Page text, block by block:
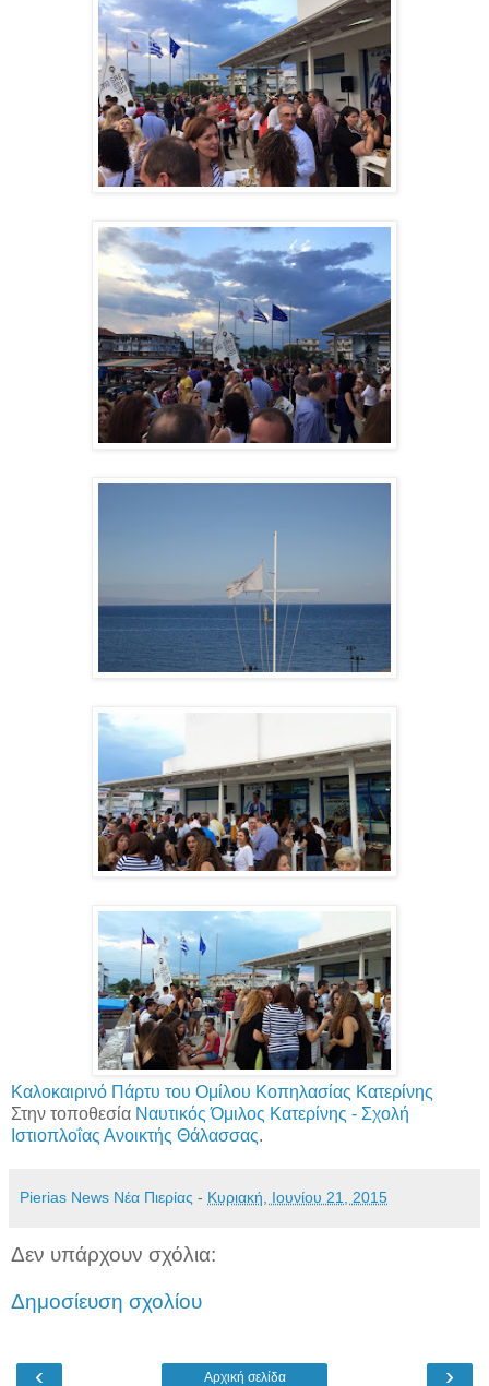
Καλοκαιρινό Πάρτυ του Ομίλου Κοπηλασίας Κατερίνης
Στην τοποθεσία Ναυτικός Όμιλος Κατερίνης - Σχολή
Ιστιοπλοΐας Ανοικτής Θάλασσας.
Pierias News Νέα Πιερίας - Κυριακή, Ιουνίου 21, 2015
Δεν υπάρχουν σχόλια:
Δημοσίευση σχολίου
‹ ›
Αρχική σελίδα